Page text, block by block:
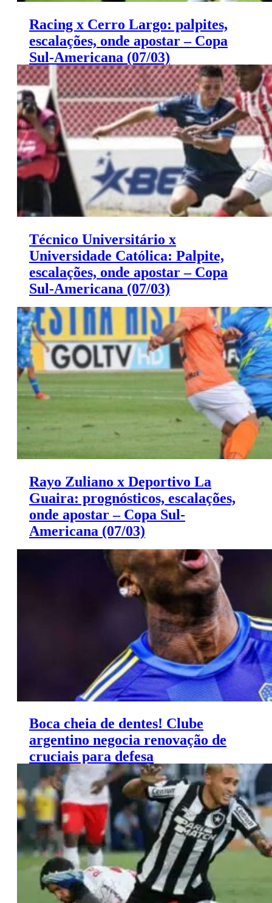
Racing x Cerro Largo: palpites,
escalações, onde apostar – Copa
Sul-Americana (07/03)
Leia aqui três palpites para o jogo.
Técnico Universitário x
Universidade Católica: Palpite,
escalações, onde apostar – Copa
Sul-Americana (07/03)
Universidad Catolica nas eliminatórias da Copa Sul-
Americana. Leia três palpites para a partida aqui.
Rayo Zuliano x Deportivo La
Guaira: prognósticos, escalações,
onde apostar – Copa Sul-
Americana (07/03)
La Guaira x La Guaira pela classificação para a Copa
Boca cheia de dentes! Clube
argentino negocia renovação de
cruciais para defesa
Boca Juniors pensam em renovar o plantel